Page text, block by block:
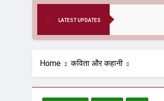
LATEST UPDATES
Home कविता और कहानी